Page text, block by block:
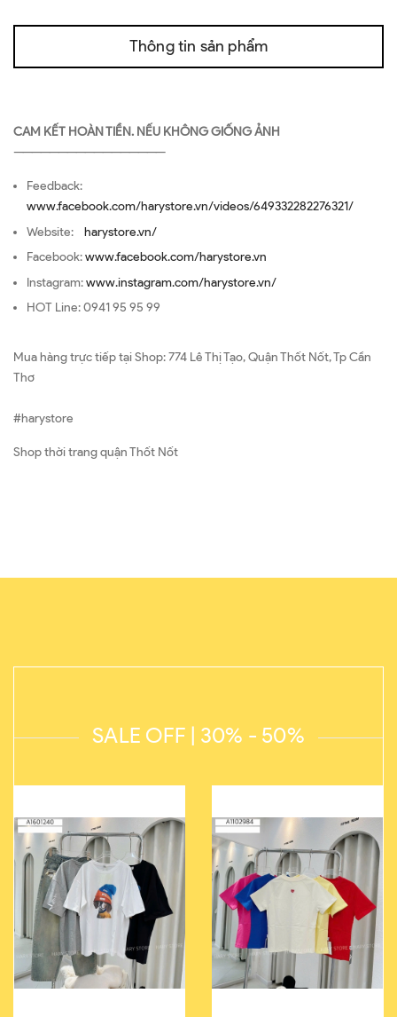
Thông tin sản phẩm
CAM KẾT HOÀN TIỀN. NẾU KHÔNG GIỐNG ẢNH
—————————————————
Feedback:
www.facebook.com/harystore.vn/videos/649332282276321/
Website: harystore.vn/
Facebook:www.facebook.com/harystore.vn
Instagram:www.instagram.com/harystore.vn/
HOT Line: 0941 95 95 99
Mua hàng trực tiếp tại Shop: 774 Lê Thị Tạo, Quận Thốt Nốt, Tp Cần
Thơ
#harystore
Shop thời trang quận Thốt Nốt
SALE OFF | 30% - 50%